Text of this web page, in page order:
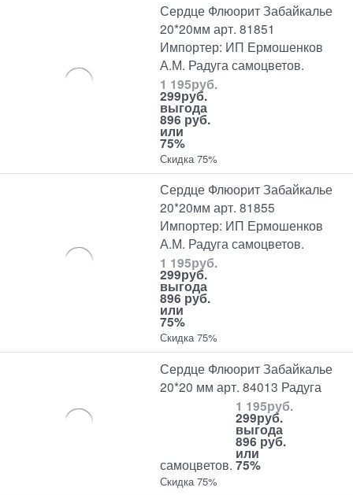
Сердце Флюорит Забайкалье
20*20мм арт. 81851
Импортер: ИП Ермошенков
А.М. Радуга самоцветов.
1 195руб.
299руб.
выгода
896 руб.
или
75%
Скидка 75%
Сердце Флюорит Забайкалье
20*20мм арт. 81855
Импортер: ИП Ермошенков
А.М. Радуга самоцветов.
1 195руб.
299руб.
выгода
896 руб.
или
75%
Скидка 75%
Сердце Флюорит Забайкалье
20*20 мм арт. 84013 Радуга
самоцветов.
1 195руб.
299руб.
выгода
896 руб.
или
75%
Скидка 75%